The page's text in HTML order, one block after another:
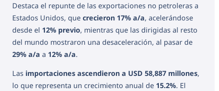
Destaca el repunte de las exportaciones no petroleras a
Estados Unidos, que crecieron 17% a/a, acelerándose
desde el 12% previo, mientras que las dirigidas al resto
del mundo mostraron una desaceleración, al pasar de
29% a/a a 12% a/a.
Las importaciones ascendieron a USD 58,887 millones,
lo que representa un crecimiento anual de 15.2%. El